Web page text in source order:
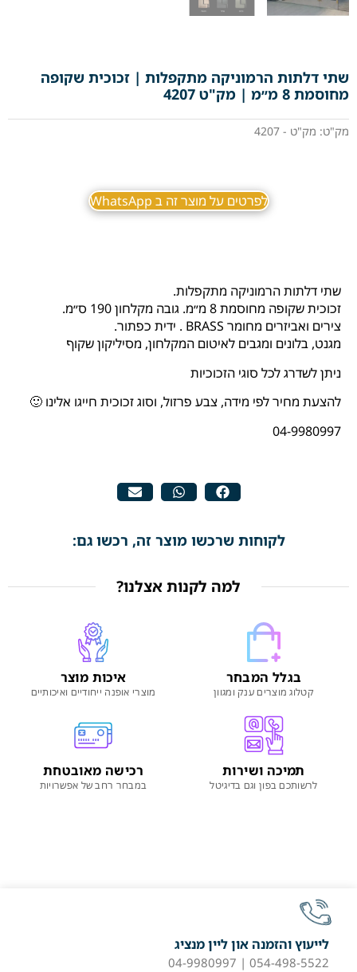
שתי דלתות הרמוניקה מתקפלות | זכוכית שקופה
מחוסמת 8 מ״מ | מק"ט 4207
מק"ט: מק"ט - 4207
לפרטים על מוצר זה ב WhatsApp
שתי דלתות הרמוניקה מתקפלות.
זכוכית שקופה מחוסמת 8 מ״מ. גובה מקלחון 190 ס״מ.
צירים ואביזרים מחומר BRASS . ידית כפתור.
מגנט, בלונים ומגבים לאיטום המקלחון, מסיליקון שקוף
ניתן לשדרג לכל סוגי הזכוכיות
להצעת מחיר לפי מידה, צבע פרזול, וסוג זכוכית חייגו אלינו 🙂
04-9980997
לקוחות שרכשו מוצר זה, רכשו גם:
למה לקנות אצלנו?
בגלל המבחר
קטלוג מוצרים ענק ומגוון
איכות מוצר
מוצרי אופנה ייחודיים ואיכותיים
תמיכה ושירות
לרשותכם בפון וגם בדיגיטל
רכישה מאובטחת
במבחר רחב של אפשרויות
לייעוץ והזמנה און ליין מנציג
054-498-5522 | 04-9980997